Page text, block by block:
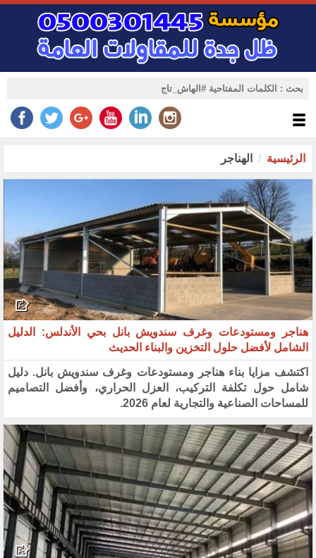
الرئيسية الهناجر
هناجر ومستودعات وغرف سندويش بانل بحي الأندلس: الدليل
الشامل لأفضل حلول التخزين والبناء الحديث
اكتشف مزايا بناء هناجر ومستودعات وغرف سندويش بانل. دليل
شامل حول تكلفة التركيب، العزل الحراري، وأفضل التصاميم
للمساحات الصناعية والتجارية لعام 2026.